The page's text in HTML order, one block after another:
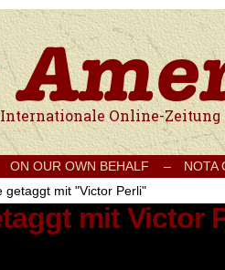
Onlinezeitung für Frieden,
ON OUR OWN BEHALF –
NOTA
getaggt mit "Victor Perli"
mit Victor